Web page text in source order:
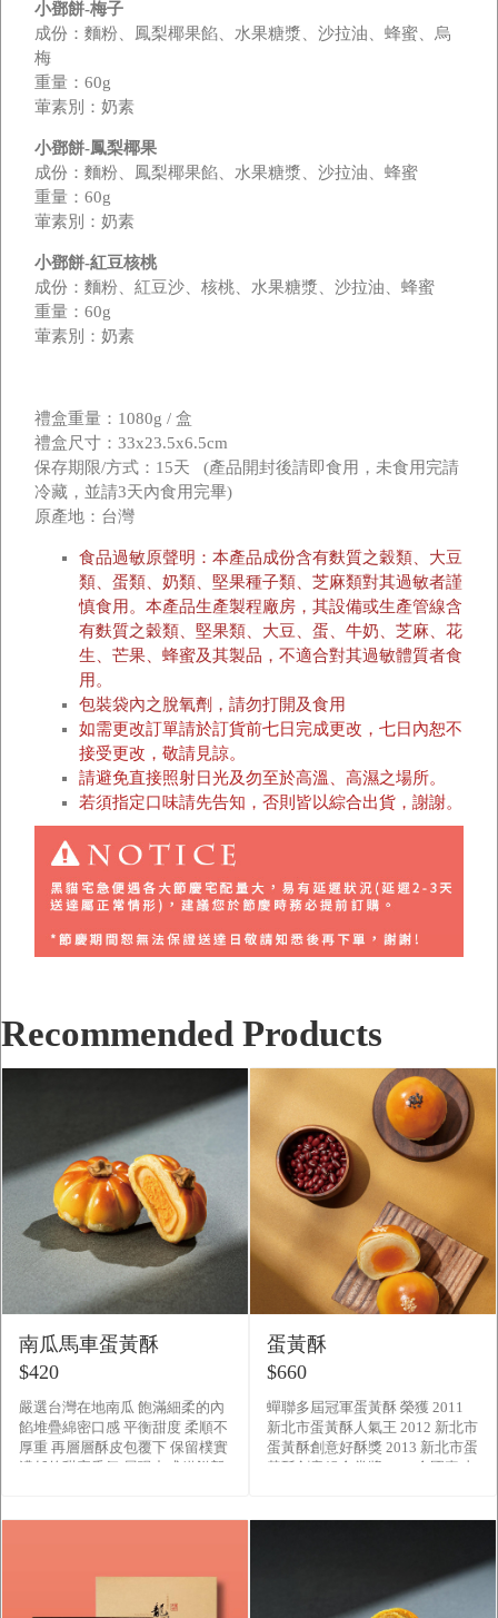
小鄧餅-梅子
成份：麵粉、鳳梨椰果餡、水果糖漿、沙拉油、蜂蜜、烏
梅
重量：60g
葷素別：奶素
小鄧餅-鳳梨椰果
成份：麵粉、鳳梨椰果餡、水果糖漿、沙拉油、蜂蜜
重量：60g
葷素別：奶素
小鄧餅-紅豆核桃
成份：麵粉、紅豆沙、核桃、水果糖漿、沙拉油、蜂蜜
重量：60g
葷素別：奶素
禮盒重量：1080g / 盒
禮盒尺寸：33x23.5x6.5cm
保存期限/方式：15天 (產品開封後請即食用，未食用完請
冷藏，並請3天內食用完畢)
原產地：台灣
食品過敏原聲明：本產品成份含有麩質之穀類、大豆
類、蛋類、奶類、堅果種子類、芝麻類對其過敏者謹
慎食用。本產品生產製程廠房，其設備或生產管線含
有麩質之穀類、堅果類、大豆、蛋、牛奶、芝麻、花
生、芒果、蜂蜜及其製品，不適合對其過敏體質者食
用。
包裝袋內之脫氧劑，請勿打開及食用
如需更改訂單請於訂貨前七日完成更改，七日內恕不
接受更改，敬請見諒。
請避免直接照射日光及勿至於高溫、高濕之場所。
若須指定口味請先告知，否則皆以綜合出貨，謝謝。
Recommended Products
南瓜馬車蛋黃酥
$420
嚴選台灣在地南瓜 飽滿細柔的內
餡堆疊綿密口感 平衡甜度 柔順不
厚重 再層層酥皮包覆下 保留樸實
蛋黃酥
$660
蟬聯多屆冠軍蛋黃酥 榮獲 2011
新北市蛋黃酥人氣王 2012 新北市
蛋黃酥創意好酥獎 2013 新北市蛋